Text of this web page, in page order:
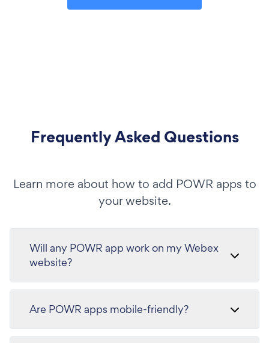
Frequently Asked Questions
Learn more about how to add POWR apps to
your website.
Will any POWR app work on my Webex
website?
Are POWR apps mobile-friendly?